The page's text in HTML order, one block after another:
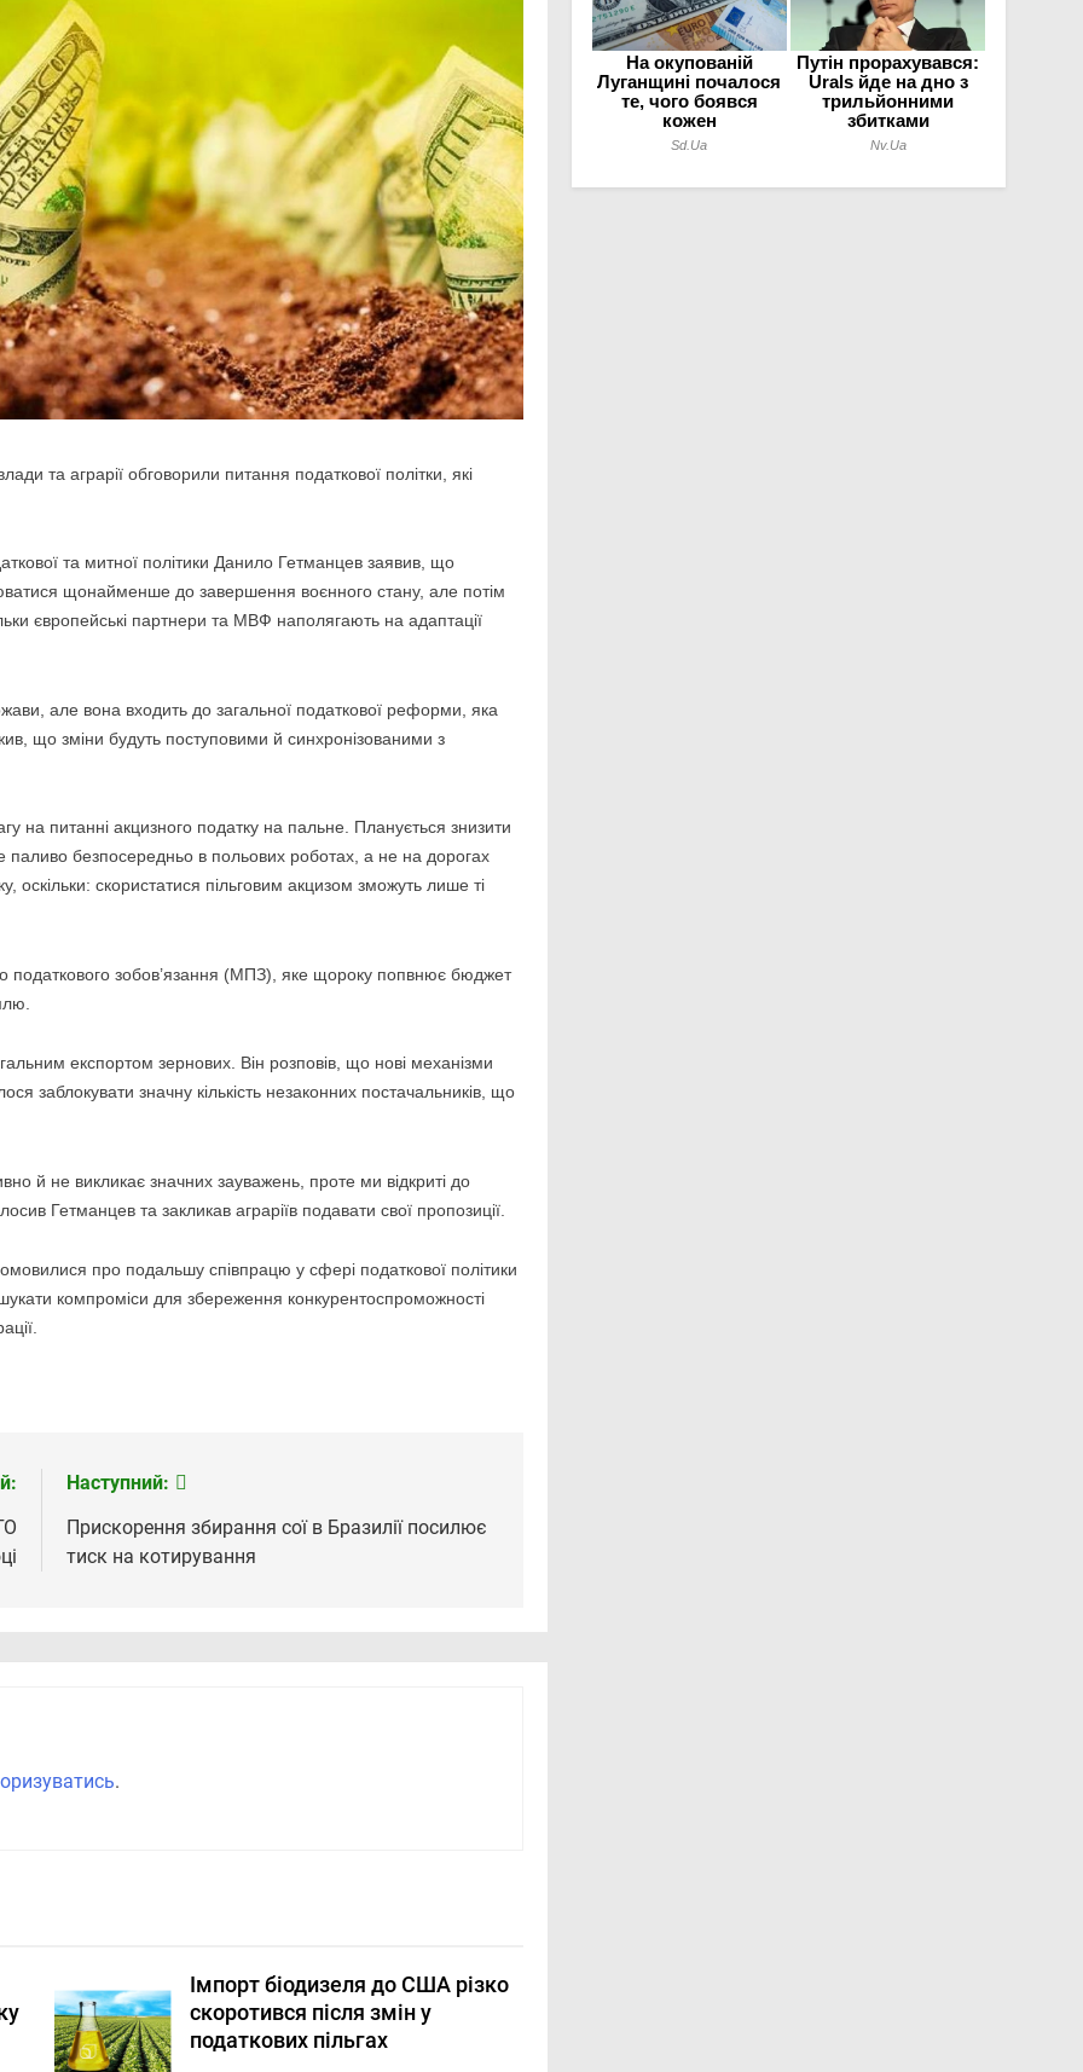
та аграрії обговорили питання податкової політки, які
та митної політики Данило Гетманцев заявив, що
щонайменше до завершення воєнного стану, але потім
європейські партнери та МВФ наполягають на адаптації
але вона входить до загальної податкової реформи, яка
що зміни будуть поступовими й синхронізованими з
на питанні акцизного податку на пальне. Планується знизити
паливо безпосередньо в польових роботах, а не на дорогах
оскільки: скористатися пільговим акцизом зможуть лише ті
податкового зобов’язання (МПЗ), яке щороку попвнює бюджет
експортом зернових. Він розповів, що нові механізми
заблокувати значну кількість незаконних постачальників, що
й не викликає значних зауважень, проте ми відкриті до
Гетманцев та закликав аграріїв подавати свої пропозиції.
про подальшу співпрацю у сфері податкової політики
компроміси для збереження конкурентоспроможності
Наступний:
Прискорення збирання сої в Бразилії посилює
тиск на котирування
.
Імпорт біодизеля до США різко
скоротився після змін у
податкових пільгах